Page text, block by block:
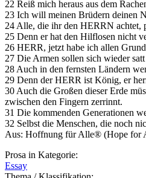
22 Reiß mich heraus aus dem
23 Ich will meinen Brüdern deinen
24 Alle, die ihr den HERRN achtet,
25 Denn er hat den Hilflosen nicht
26 HERR, jetzt habe ich allen
27 Die Armen sollen sich wieder
28 Auch in den fernsten Ländern
29 Denn der HERR ist König, er
30 Auch die Großen dieser Erde
zwischen den Fingern zerrinnt.
31 Die kommenden Generationen
32 Selbst die Menschen, die noch
Aus: Hoffnung für Alle® (Hope for
Prosa in Kategorie:
Essay